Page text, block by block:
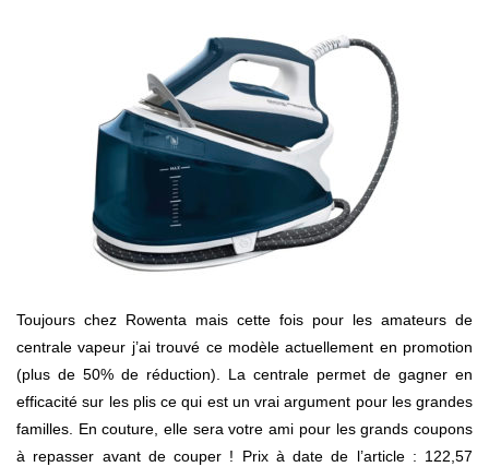
Toujours chez Rowenta mais cette fois pour les amateurs de
centrale vapeur j’ai trouvé ce modèle actuellement en promotion
(plus de 50% de réduction). La centrale permet de gagner en
efficacité sur les plis ce qui est un vrai argument pour les grandes
familles. En couture, elle sera votre ami pour les grands coupons
à repasser avant de couper ! Prix à date de l’article : 122,57